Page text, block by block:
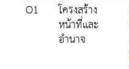
O1 โครงสร้าง
หน้าที่และ
อำนาจ